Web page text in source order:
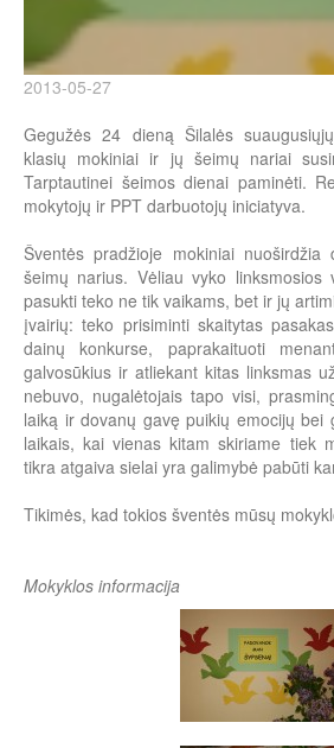
2013-05-27
Gegužės 24 dieną Šilalės
klasių mokiniai ir jų šeimų nariai
Tarptautinei šeimos dienai paminėti.
mokytojų ir PPT darbuotojų iniciatyva.
Šventės pradžioje mokiniai nuoširdžia
šeimų narius. Vėliau vyko linksmosios
pasukti teko ne tik vaikams, bet ir jų
įvairių: teko prisiminti skaitytas
dainų konkurse, paprakaituoti
galvosūkius ir atliekant kitas linksmas
nebuvo, nugalėtojais tapo visi,
laiką ir dovanų gavę puikių emocijų bei
laikais, kai vienas kitam skiriame tiek
tikra atgaiva sielai yra galimybė pabūti
Tikimės, kad tokios šventės mūsų
Mokyklos informacija